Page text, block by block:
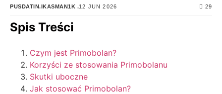
PUSDATIN.IKASMAN1K .12 JUN 2026 29
Spis Treści
Czym jest Primobolan?
Korzyści ze stosowania Primobolanu
Skutki uboczne
Jak stosować Primobolan?